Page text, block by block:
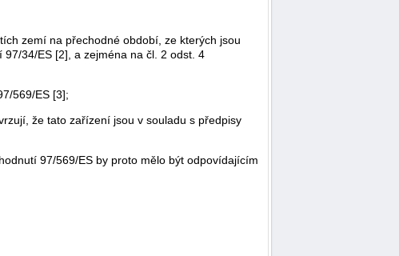
zemí na přechodné období, ze kterých jsou
34/ES [2], a zejména na čl. 2 odst. 4
569/ES [3];
že tato zařízení jsou v souladu s předpisy
97/569/ES by proto mělo být odpovídajícím